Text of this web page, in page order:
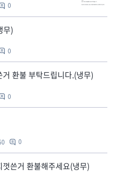
0
무)
0
환불 부탁드립니다.(냉무)
0
0
쓴거 환불해주세요(냉무)